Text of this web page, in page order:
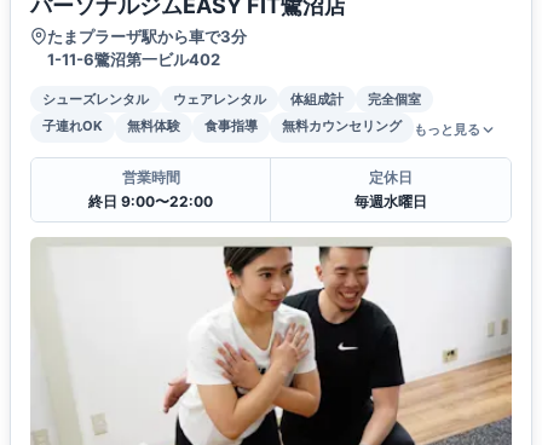
パーソナルジムEASY FIT鷺沼店
たまプラーザ駅から車で3分
1-11-6鷺沼第一ビル402
シューズレンタル ウェアレンタル 体組成計
完全個室
子連れOK
無料体験 食事指導 無料カウンセリング もっと見る
営業時間
終日 9:00〜22:00
定休日
毎週水曜日